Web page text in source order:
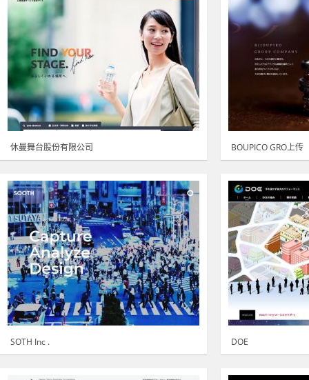
休曼舞台股份有限公司 BOUPICO GRO上传
SOTH Inc . DOE